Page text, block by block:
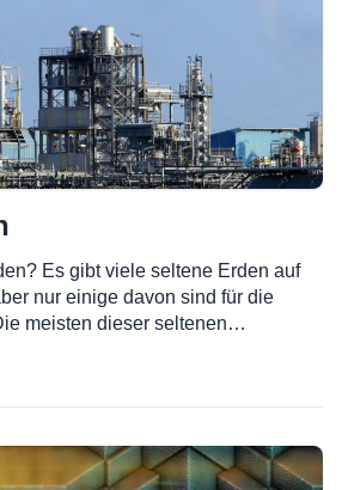
Es gibt viele seltene Erden auf
nur einige davon sind für die
meisten dieser seltenen…